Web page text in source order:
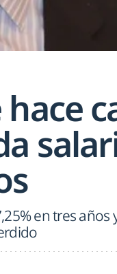
en tres años